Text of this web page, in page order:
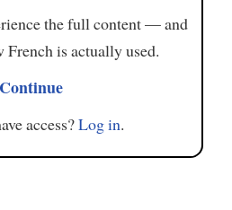
the full content — and
French is actually used.
Continue
access?Log in.